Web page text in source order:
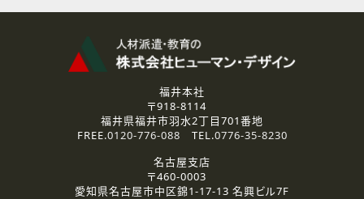
資料送付、受講相談に関するご連絡のために利用いたしま
その他、お問い合わせの内容に回答するために利用いたし
なお、ご連絡手段は、電話・Ｅメールのいずれかの方法とい
2.個人情報の第三者提供
ご提供いただいた個人情報は、法令等の規定に従う場合を除き、
3.個人情報の取り扱いの委託
弊社の定める個人情報保護の評価基準を満たした委託先に、個
福井本社
〒918-8114
福井県福井市羽水2丁目701番地
FREE.0120-776-088 TEL.0776-35-8230
名古屋支店
〒460-0003
愛知県名古屋市中区錦1-17-13 名興ビル7F